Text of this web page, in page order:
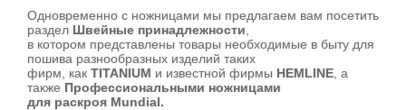
Одновременно с ножницами мы предлагаем вам посетить
раздел Швейные принадлежности
в котором представлены товары необходимые в быту для
пошива разнообразных изделий таких
фирм, как TITANIUM и известной фирмы HEMLINE , а
также Профессиональными ножницами
для раскроя Mundial.